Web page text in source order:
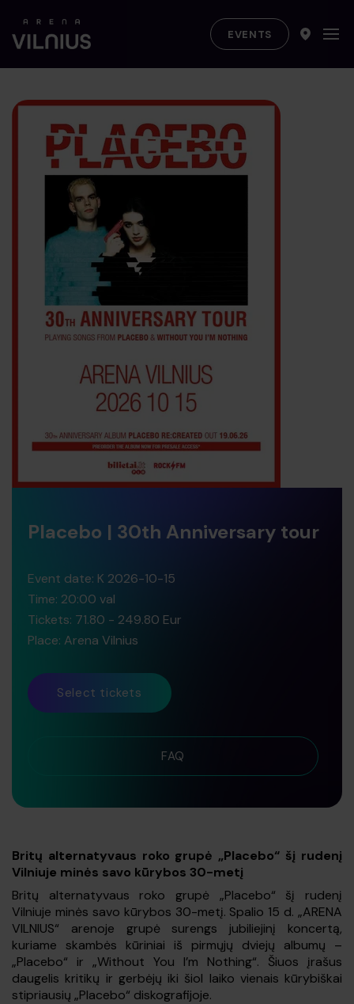
EVENTS
Placebo | 30th Anniversary tour
Event date: K 2026-10-15
Time: 20:00 val
Tickets: 71.80 - 249.80 Eur
Place: Arena Vilnius
Select tickets
FAQ
Britų alternatyvaus roko grupė „Placebo“ šį rudenį
Vilniuje minės savo kūrybos 30-metį
Britų alternatyvaus roko grupė „Placebo“ šį rudenį
Vilniuje minės savo kūrybos 30-metį. Spalio 15 d. „ARENA
VILNIUS“ arenoje grupė surengs jubiliejinį koncertą,
kuriame skambės kūriniai iš pirmųjų dviejų albumų –
„Placebo“ ir „Without You I’m Nothing“. Šiuos įrašus
daugelis kritikų ir gerbėjų iki šiol laiko vienais kūrybiškai
stipriausių „Placebo“ diskografijoje.